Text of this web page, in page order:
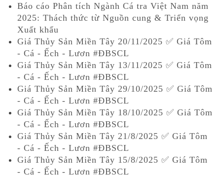
Báo cáo Phân tích Ngành Cá tra Việt Nam năm
2025: Thách thức từ Nguồn cung & Triển vọng
Xuất khẩu
Giá Thủy Sản Miền Tây 20/11/2025 ✅ Giá Tôm
- Cá - Ếch - Lươn #ĐBSCL
Giá Thủy Sản Miền Tây 13/11/2025 ✅ Giá Tôm
- Cá - Ếch - Lươn #ĐBSCL
Giá Thủy Sản Miền Tây 29/10/2025 ✅ Giá Tôm
- Cá - Ếch - Lươn #ĐBSCL
Giá Thủy Sản Miền Tây 18/10/2025 ✅ Giá Tôm
- Cá - Ếch - Lươn #ĐBSCL
Giá Thủy Sản Miền Tây 21/8/2025 ✅ Giá Tôm
- Cá - Ếch - Lươn #ĐBSCL
Giá Thủy Sản Miền Tây 15/8/2025 ✅ Giá Tôm
- Cá - Ếch - Lươn #ĐBSCL